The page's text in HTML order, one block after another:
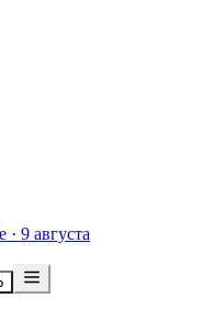
9 августа